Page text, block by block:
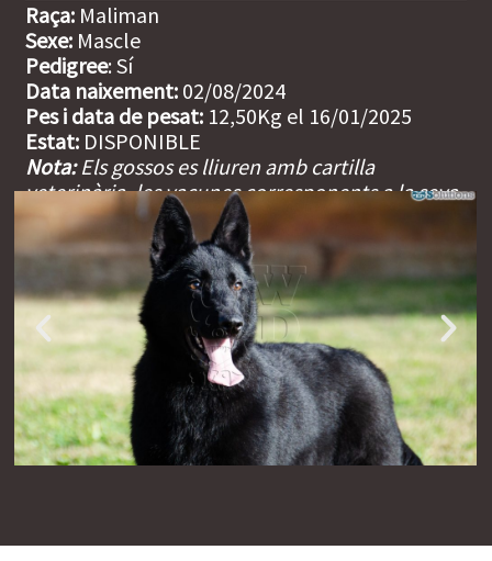
Raça: Maliman
Sexe: Mascle
Pedigree: Sí
Data naixement: 02/08/2024
Pes i data de pesat: 12,50Kg el 16/01/2025
Estat: DISPONIBLE
Nota:Els gossos es lliuren amb cartilla
veterinària, les vacunes corresponents a la seva
edat, garantia sanitària i microxip incorporat.